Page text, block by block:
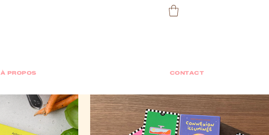
À PROPOS CONTACT